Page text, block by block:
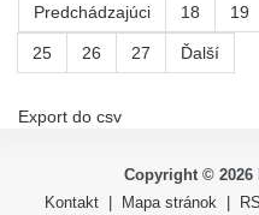
Predchádzajúci 18 19
25 26 27 Ďalší
Export do csv
Copyright © 2026
Kontakt
Mapa stránok